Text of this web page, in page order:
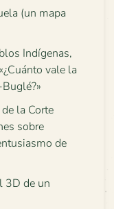
(un mapa
Indígenas,
vale la
la Corte
sobre
de
3D de un